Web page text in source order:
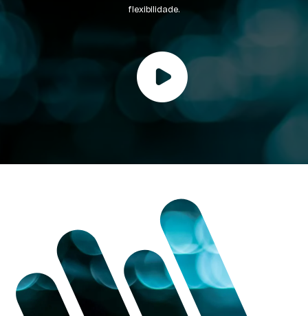
flexibilidade.